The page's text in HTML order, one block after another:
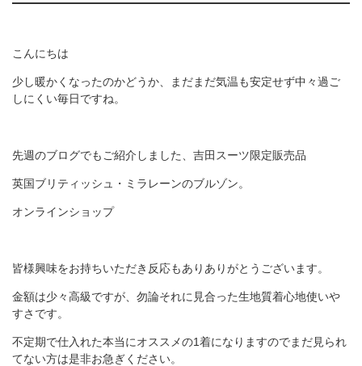
こんにちは
少し暖かくなったのかどうか、まだまだ気温も安定せず中々過ご
しにくい毎日ですね。
先週のブログでもご紹介しました、吉田スーツ限定販売品
英国ブリティッシュ・ミラレーンのブルゾン。
オンラインショップ
皆様興味をお持ちいただき反応もありありがとうございます。
金額は少々高級ですが、勿論それに見合った生地質着心地使いや
すさです。
不定期で仕入れた本当にオススメの1着になりますのでまだ見られ
てない方は是非お急ぎください。